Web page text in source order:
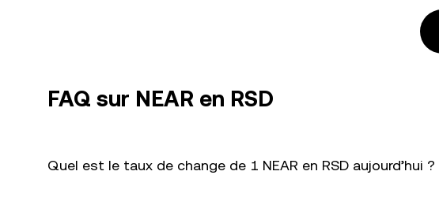
FAQ sur NEAR en RSD
Quel est le taux de change de 1 NEAR en RSD aujourd’hui ?